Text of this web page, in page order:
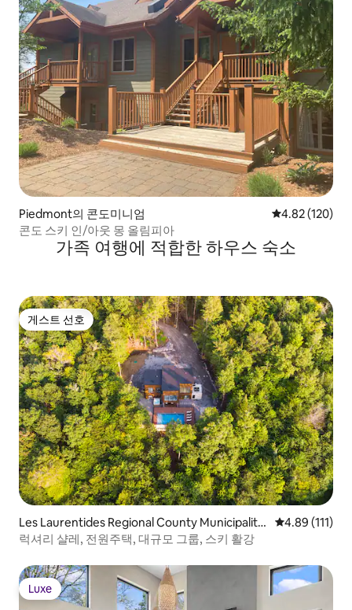
Piedmont의 콘도미니엄 평점 4.82점(5
4.82 (120)
콘도 스키 인/아웃 몽 올림피아
가족 여행에 적합한 하우스 숙소
게스트 선호
게스트 선호
Les Laurentides Regional County Municipality
의 집
평점 4.89점(5
4.89 (111)
럭셔리 샬레, 전원주택, 대규모 그룹, 스키 활강
Luxe
Luxe